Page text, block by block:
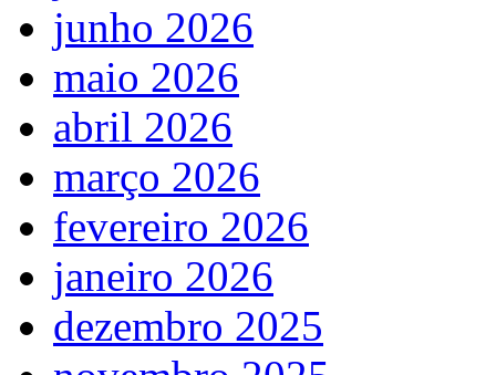
junho 2026
maio 2026
abril 2026
março 2026
fevereiro 2026
janeiro 2026
dezembro 2025